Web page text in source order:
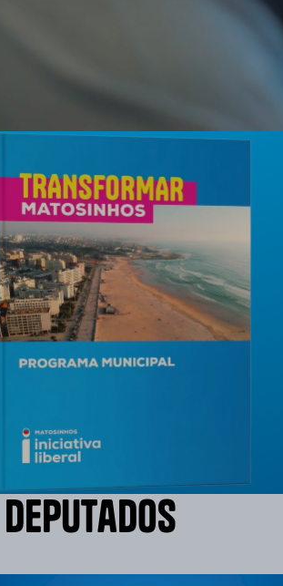
Deputados